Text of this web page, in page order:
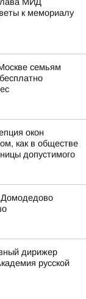
к мемориалу
семьям
окон
как в обществе
допустимого
дирижер
русской